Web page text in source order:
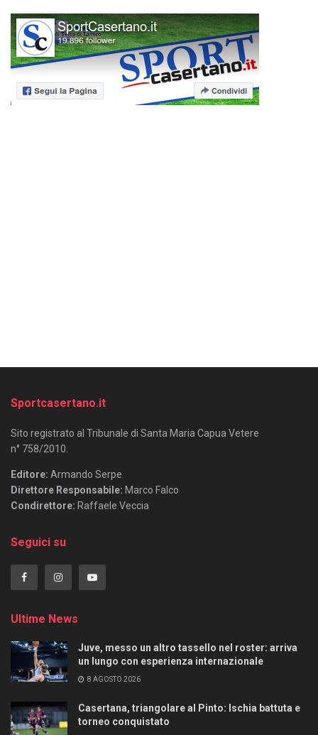
Sportcasertano.it
Sito registrato al Tribunale di Santa Maria Capua Vetere
n° 758/2010.
Editore: Armando Serpe
Direttore Responsabile: Marco Falco
Condirettore: Raffaele Veccia
Seguici su
Ultime News
Juve, messo un altro tassello nel roster: arriva
un lungo con esperienza internazionale
8 AGOSTO 2026
Casertana, triangolare al Pinto: Ischia battuta e
torneo conquistato